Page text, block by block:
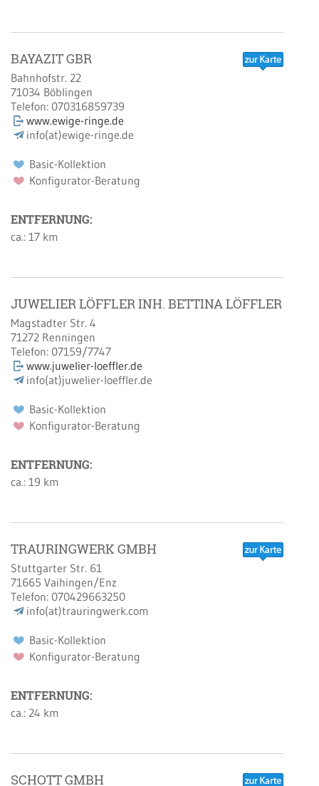
BAYAZIT GBR
Bahnhofstr. 22
71034 Böblingen
Telefon: 070316859739
www.ewige-ringe.de
info(at)ewige-ringe.de
Basic-Kollektion
Konfigurator-Beratung
ENTFERNUNG:
ca.: 17 km
JUWELIER LÖFFLER INH. BETTINA LÖFFLER
Magstadter Str. 4
71272 Renningen
Telefon: 07159/7747
www.juwelier-loeffler.de
info(at)juwelier-loeffler.de
Basic-Kollektion
Konfigurator-Beratung
ENTFERNUNG:
ca.: 19 km
TRAURINGWERK GMBH
Stuttgarter Str. 61
71665 Vaihingen/Enz
Telefon: 070429663250
info(at)trauringwerk.com
Basic-Kollektion
Konfigurator-Beratung
ENTFERNUNG:
ca.: 24 km
SCHOTT GMBH